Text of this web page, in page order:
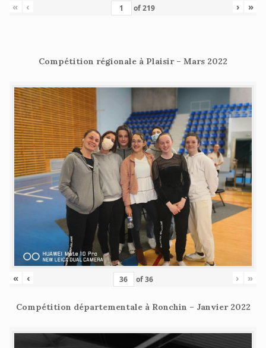
« ‹ of219 › »
Compétition régionale à Plaisir – Mars 2022
« ‹ of36 › »
Compétition départementale à Ronchin – Janvier 2022